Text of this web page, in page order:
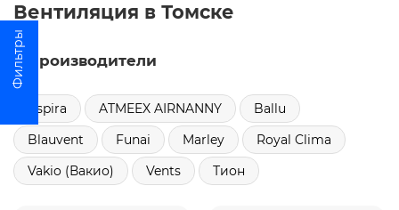
Вентиляция в Томске
Производители
Aspira ATMEEX AIRNANNY
Ballu
Blauvent
Funai Marley
Royal Clima
Vakio (Вакио)
Vents Тион